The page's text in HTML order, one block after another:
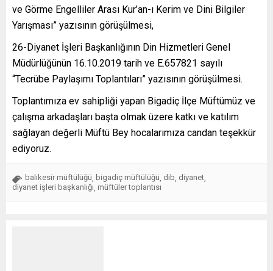
ve Görme Engelliler Arası Kur’an-ı Kerim ve Dini Bilgiler
Yarışması” yazısının görüşülmesi,
26-Diyanet İşleri Başkanlığının Din Hizmetleri Genel
Müdürlüğünün 16.10.2019 tarih ve E.657821 sayılı
“Tecrübe Paylaşımı Toplantıları” yazısının görüşülmesi.
Toplantımıza ev sahipliği yapan Bigadiç İlçe Müftümüz ve
çalışma arkadaşları başta olmak üzere katkı ve katılım
sağlayan değerli Müftü Bey hocalarımıza candan teşekkür
ediyoruz.
balıkesir müftülüğü bigadiç müftülüğü dib diyanet
diyanet işleri başkanlığı müftüler toplantısı